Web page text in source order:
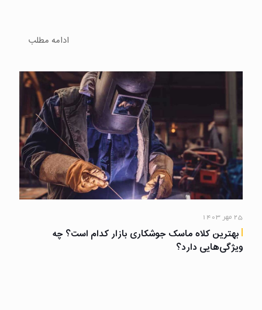
ادامه مطلب
۲۵ مهر ۱۴۰۳
بهترین کلاه ماسک جوشکاری بازار کدام است؟ چه
ویژگی‌هایی دارد؟